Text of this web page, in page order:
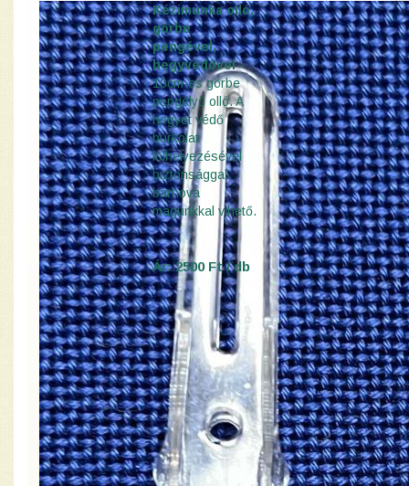
Kézimunka olló,
görbe
pengével,
hegyvédővel -
10cm-es görbe
pengélyű olló. A
hegyet védő
burkolat
fölhelyezésével
biztonsággal
bárhova
magunkkal vihető.
Ár: 2500 Ft / db